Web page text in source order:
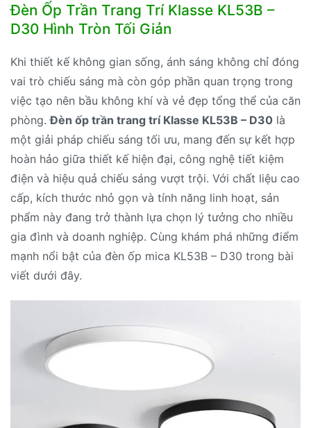
Đèn Ốp Trần Trang Trí Klasse KL53B –
D30 Hình Tròn Tối Giản
Khi thiết kế không gian sống, ánh sáng không chỉ đóng
vai trò chiếu sáng mà còn góp phần quan trọng trong
việc tạo nên bầu không khí và vẻ đẹp tổng thể của căn
phòng.Đèn ốp trần trang trí Klasse KL53B – D30 là
một giải pháp chiếu sáng tối ưu, mang đến sự kết hợp
hoàn hảo giữa thiết kế hiện đại, công nghệ tiết kiệm
điện và hiệu quả chiếu sáng vượt trội. Với chất liệu cao
cấp, kích thước nhỏ gọn và tính năng linh hoạt, sản
phẩm này đang trở thành lựa chọn lý tưởng cho nhiều
gia đình và doanh nghiệp. Cùng khám phá những điểm
mạnh nổi bật của đèn ốp mica KL53B – D30 trong bài
viết dưới đây.